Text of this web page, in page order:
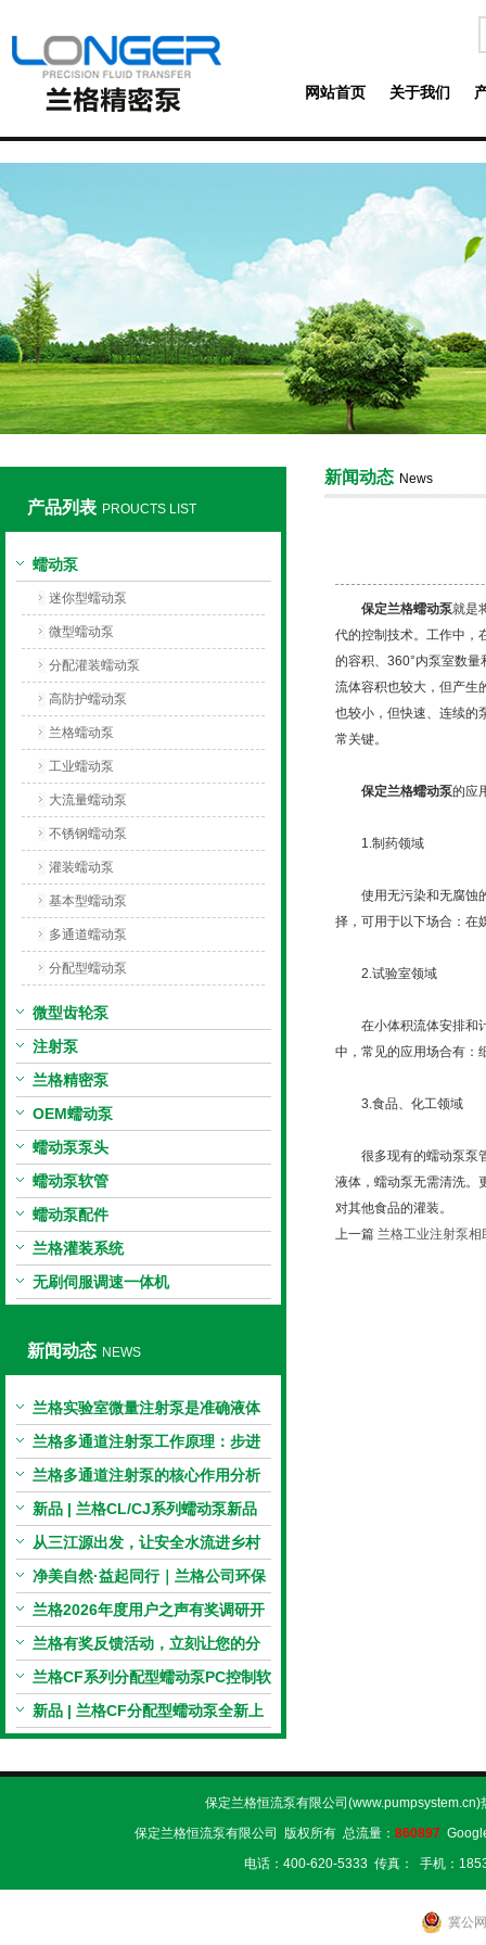
网站首页 关于我们
产品列表 PROUCTS LIST
蠕动泵
迷你型蠕动泵
微型蠕动泵
分配灌装蠕动泵
高防护蠕动泵
兰格蠕动泵
工业蠕动泵
大流量蠕动泵
不锈钢蠕动泵
灌装蠕动泵
基本型蠕动泵
多通道蠕动泵
分配型蠕动泵
微型齿轮泵
注射泵
兰格精密泵
OEM蠕动泵
蠕动泵泵头
蠕动泵软管
蠕动泵配件
兰格灌装系统
无刷伺服调速一体机
新闻动态 NEWS
兰格实验室微量注射泵是准确液体
输送的科学工具
兰格多通道注射泵工作原理：步进
电机与机械传动的协同
兰格多通道注射泵的核心作用分析
新品 | 兰格CL/CJ系列蠕动泵新品
上市，小巧机身，大有可为！
从三江源出发，让安全水流进乡村
校园 | 兰格×吾水高原公益行
净美自然·益起同行｜兰格公司环保
捡拾公益活动圆满举行
兰格2026年度用户之声有奖调研开
启，京东E卡免费送！
兰格有奖反馈活动，立刻让您的分
享变成惊喜！
兰格CF系列分配型蠕动泵PC控制软
件免费版发布！即日起，通过即可
下载！
新品 | 兰格CF分配型蠕动泵全新上
市，智控每一滴！
新闻动态 News
保定兰格蠕动泵就是
代的控制技术。工作中，
的容积、360°内泵室数
流体容积也较大，但产生
也较小，但快速、连续的
常关键。
保定兰格蠕动泵的应
1.制药领域
使用无污染和无腐蚀的
择，可用于以下场合：在
2.试验室领域
在小体积流体安排和计
中，常见的应用场合有：
3.食品、化工领域
很多现有的蠕动泵泵管
液体，蠕动泵无需清洗。
对其他食品的灌装。
上一篇 兰格工业注射泵
保定兰格恒流泵有限公司(www.pumpsystem.cn)
保定兰格恒流泵有限公司 版权所有 总流量： 860897
电话：400-620-5333 传真： 手机：
冀公